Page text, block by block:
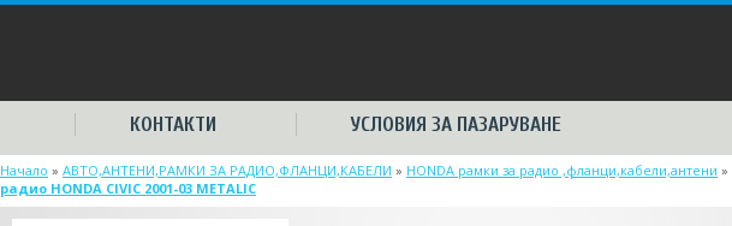
КОНТАКТИ УСЛОВИЯ ЗА ПАЗАРУВАНЕ
Начало » АВТО,АНТЕНИ,РАМКИ ЗА РАДИО,ФЛАНЦИ,КАБЕЛИ » HONDA рамки за радио ,фланци,кабели,антени »
радио HONDA CIVIC 2001-03 METALIC